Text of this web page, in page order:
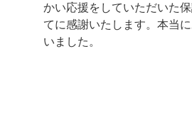
かい応援をしていただいた
てに感謝いたします。本当
いました。